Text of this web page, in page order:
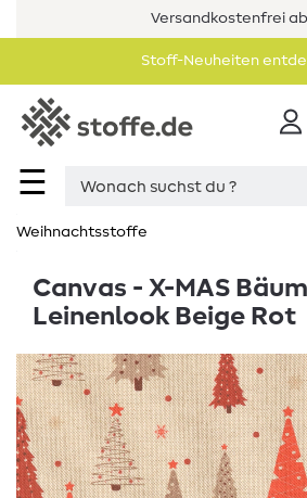
Versandkostenfrei ab
Stoff-Neuheiten
☰
Weihnachtsstoffe
Canvas - X-MAS
Leinenlook Beige Rot